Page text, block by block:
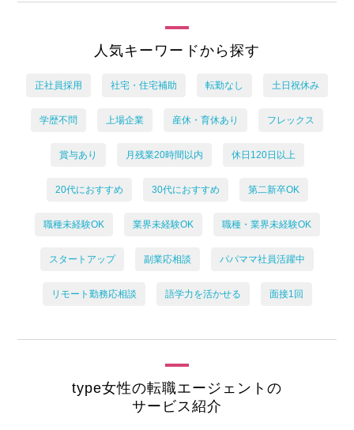
人気キーワードから探す
正社員採用 社宅・住宅補助 転勤なし 土日祝休み
学歴不問 上場企業 産休・育休あり フレックス
賞与あり 月残業20時間以内 休日120日以上
20代におすすめ 30代におすすめ 第二新卒OK
職種未経験OK 業界未経験OK 職種・業界未経験OK
スタートアップ 副業応相談 パパママ社員活躍中
リモート勤務応相談 語学力を活かせる 面接1回
type女性の転職エージェントの
サービス紹介